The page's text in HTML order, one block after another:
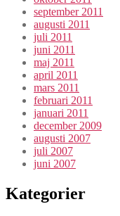
september 2011
augusti 2011
juli 2011
juni 2011
maj 2011
april 2011
mars 2011
februari 2011
januari 2011
december 2009
augusti 2007
juli 2007
juni 2007
Kategorier